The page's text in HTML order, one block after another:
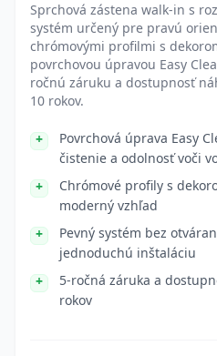
Sprchová zástena walk-in s
systém určený pre pravú
chrómovými profilmi s
povrchovou úpravou Easy
ročnú záruku a dostupnosť
10 rokov.
Povrchová úprava Easy
čistenie a odolnosť voči
Chrómové profily s
moderný vzhľad
Pevný systém bez
jednoduchú inštaláciu
5-ročná záruka a
rokov